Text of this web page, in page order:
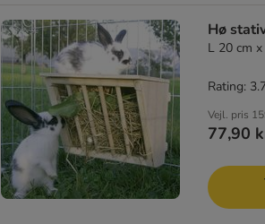
Hø
L 20 cm
Vejl. pris
77,90
Rating: